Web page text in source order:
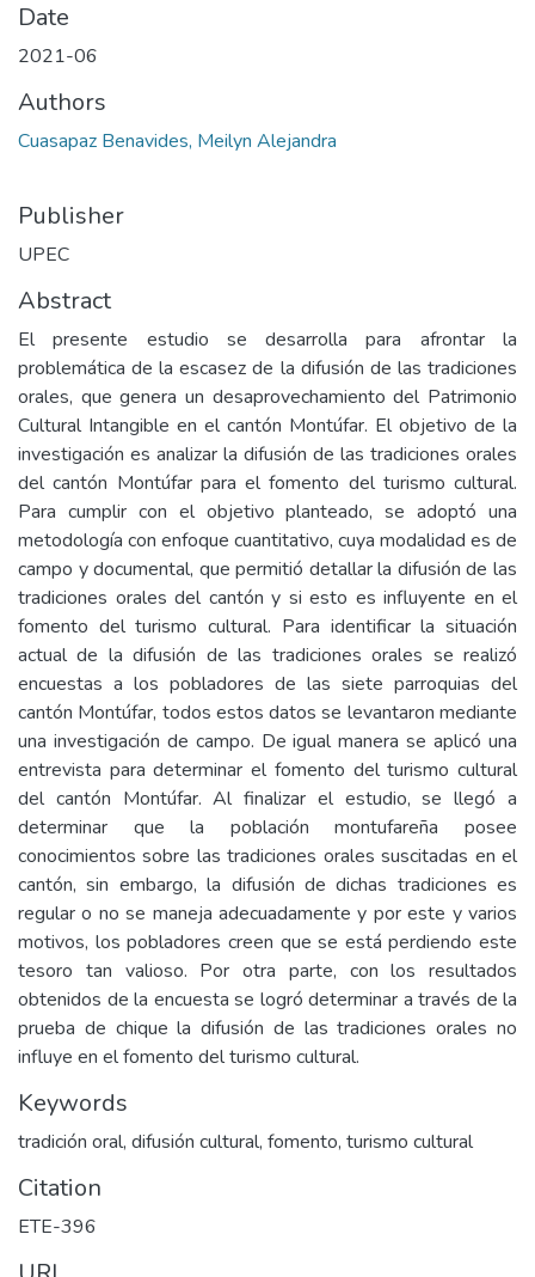
Date
2021-06
Authors
Cuasapaz Benavides, Meilyn Alejandra
Publisher
UPEC
Abstract
El presente estudio se desarrolla para afrontar la
problemática de la escasez de la difusión de las tradiciones
orales, que genera un desaprovechamiento del Patrimonio
Cultural Intangible en el cantón Montúfar. El objetivo de la
investigación es analizar la difusión de las tradiciones orales
del cantón Montúfar para el fomento del turismo cultural.
Para cumplir con el objetivo planteado, se adoptó una
metodología con enfoque cuantitativo, cuya modalidad es de
campo y documental, que permitió detallar la difusión de las
tradiciones orales del cantón y si esto es influyente en el
fomento del turismo cultural. Para identificar la situación
actual de la difusión de las tradiciones orales se realizó
encuestas a los pobladores de las siete parroquias del
cantón Montúfar, todos estos datos se levantaron mediante
una investigación de campo. De igual manera se aplicó una
entrevista para determinar el fomento del turismo cultural
del cantón Montúfar. Al finalizar el estudio, se llegó a
determinar que la población montufareña posee
conocimientos sobre las tradiciones orales suscitadas en el
cantón, sin embargo, la difusión de dichas tradiciones es
regular o no se maneja adecuadamente y por este y varios
motivos, los pobladores creen que se está perdiendo este
tesoro tan valioso. Por otra parte, con los resultados
obtenidos de la encuesta se logró determinar a través de la
prueba de chique la difusión de las tradiciones orales no
influye en el fomento del turismo cultural.
Keywords
tradición oral, difusión cultural, fomento, turismo cultural
Citation
ETE-396